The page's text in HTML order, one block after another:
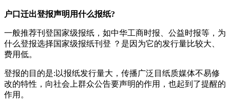
户口迁出登报声明用什么报纸?
一般推荐刊登国家级报纸，如中华工商时报、公益时报等，为
什么登报选择国家级报纸刊登 ？是因为它的发行量比较大、
费用低。
登报的目的是:以报纸发行量大，传播广泛目纸质媒体不易修
改的特性，向社会上群众公告要声明的作用，也起到了提醒的
作用。